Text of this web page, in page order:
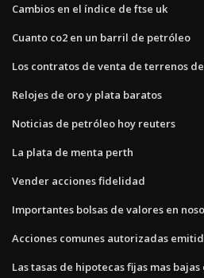
Cambios en el índice de ftse uk
Cuanto co2 en un barril de petróleo
Los contratos de venta de terrenos
Relojes de oro y plata baratos
Noticias de petróleo hoy reuters
La plata de menta perth
Vender acciones fidelidad
Importantes bolsas de valores en
Acciones comunes autorizadas
Las tasas de hipotecas fijas mas